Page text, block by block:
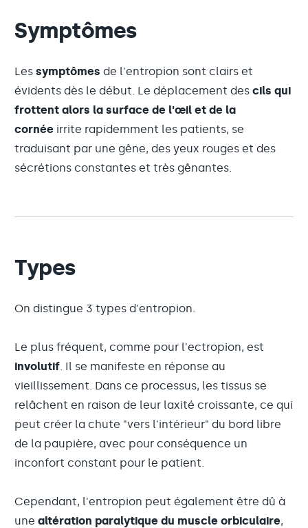
Symptômes
Les symptômes de l'entropion sont clairs et
évidents dès le début. Le déplacement des cils qui
frottent alors la surface de l'œil et de la
cornée irrite rapidemment les patients, se
traduisant par une gêne, des yeux rouges et des
sécrétions constantes et très gênantes.
Types
On distingue 3 types d'entropion.
Le plus fréquent, comme pour l'ectropion, est
involutif. Il se manifeste en réponse au
vieillissement. Dans ce processus, les tissus se
relâchent en raison de leur laxité croissante, ce qui
peut créer la chute "vers l'intérieur" du bord libre
de la paupière, avec pour conséquence un
inconfort constant pour le patient.
Cependant, l'entropion peut également être dû à
une altération paralytique du muscle orbiculaire,